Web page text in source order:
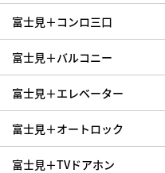
富士見＋コンロ三口
富士見＋バルコニー
富士見＋エレベーター
富士見＋オートロック
富士見＋TVドアホン